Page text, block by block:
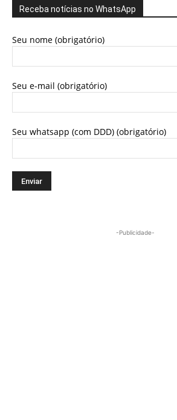
Receba notícias no WhatsApp
Seu nome (obrigatório)
Seu e-mail (obrigatório)
Seu whatsapp (com DDD) (obrigatório)
-Publicidade-